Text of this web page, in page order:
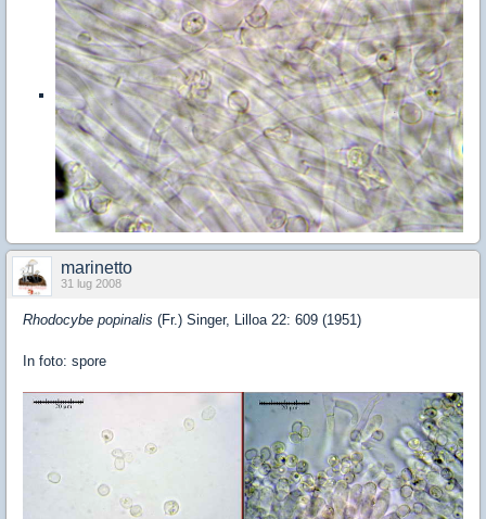
marinetto
31 lug 2008
Rhodocybe popinalis (Fr.) Singer, Lilloa 22: 609 (1951)
In foto: spore